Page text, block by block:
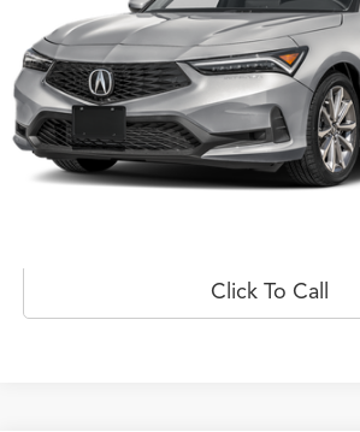
Disponible
Less
Prueba de manejo
Click To Call